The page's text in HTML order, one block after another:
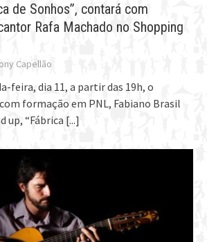
de Sonhos”, contará com
Rafa Machado no Shopping
Capellão
feira, dia 11, a partir das 19h, o
formação em PNL, Fabiano Brasil
up, “Fábrica [...]